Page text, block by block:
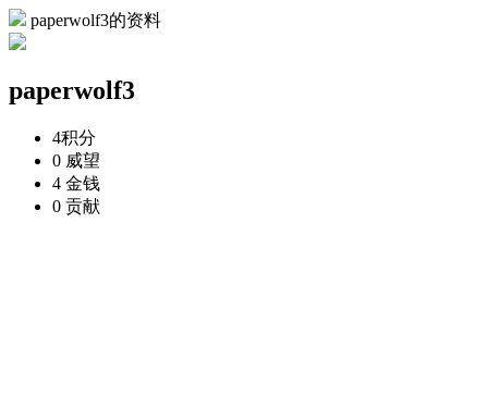
paperwolf3的资料
paperwolf3
4积分
0 威望
4 金钱
0 贡献